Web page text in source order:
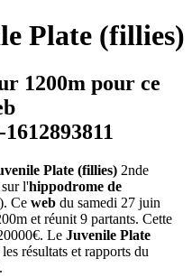
Plate (fillies)
1200m pour ce
Plate (fillies) 2nde
l'hippodrome de
Ce web du samedi 27 juin
et réunit 9 partants. Cette
Le Juvenile Plate
résultats et rapports du